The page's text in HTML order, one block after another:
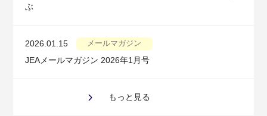
ぶ
2026.01.15 メールマガジン
JEAメールマガジン 2026年1月号
もっと見る